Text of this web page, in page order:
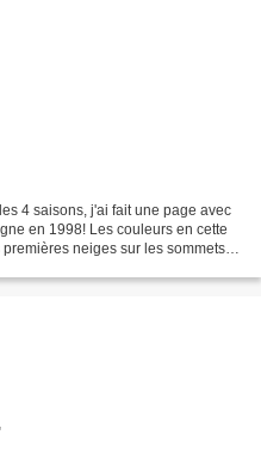
4 saisons, j'ai fait une page avec
en 1998! Les couleurs en cette
neiges sur les sommets.